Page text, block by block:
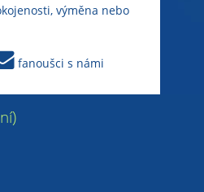
výměna nebo
fanoušci s námi